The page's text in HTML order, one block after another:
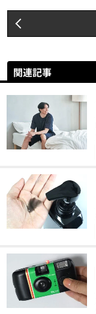
関連記事